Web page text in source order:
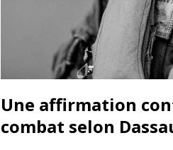
Une affirmation
combat selon